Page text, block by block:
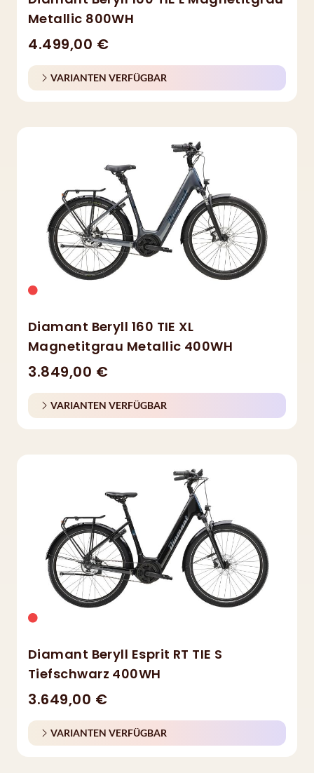
Metallic 800WH
4.499,00 €
VARIANTEN VERFÜGBAR
Diamant Beryll 160 TIE XL
Magnetitgrau Metallic 400WH
3.849,00 €
VARIANTEN VERFÜGBAR
Diamant Beryll Esprit RT TIE S
Tiefschwarz 400WH
3.649,00 €
VARIANTEN VERFÜGBAR